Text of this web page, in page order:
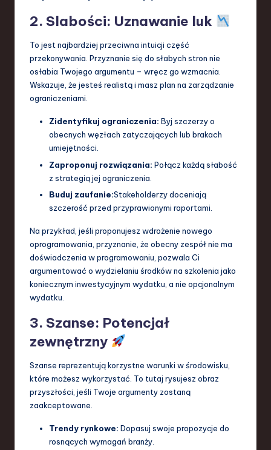
2. Slabości: Uznawanie luk
To jest najbardziej przeciwna intuicji część
przekonywania. Przyznanie się do słabych stron nie
osłabia Twojego argumentu – wręcz go wzmacnia.
Wskazuje, że jesteś realistą i masz plan na zarządzanie
ograniczeniami.
Zidentyfikuj ograniczenia: Byj szczerzy o
obecnych węzłach zatyczających lub brakach
umiejętności.
Zaproponuj rozwiązania: Połącz każdą słabość
z strategią jej ograniczenia.
Buduj zaufanie:Stakeholderzy doceniają
szczerość przed przyprawionymi raportami.
Na przykład, jeśli proponujesz wdrożenie nowego
oprogramowania, przyznanie, że obecny zespół nie ma
doświadczenia w programowaniu, pozwala Ci
argumentować o wydzielaniu środków na szkolenia jako
koniecznym inwestycyjnym wydatku, a nie opcjonalnym
wydatku.
3. Szanse: Potencjał
zewnętrzny
Szanse reprezentują korzystne warunki w środowisku,
które możesz wykorzystać. To tutaj rysujesz obraz
przyszłości, jeśli Twoje argumenty zostaną
zaakceptowane.
Trendy rynkowe: Dopasuj swoje propozycje do
rosnących wymagań branży.